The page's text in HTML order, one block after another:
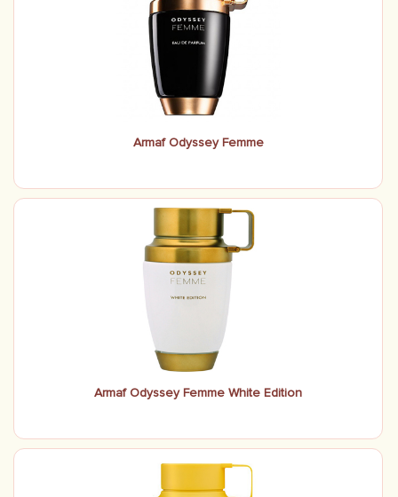
Armaf Odyssey Femme
Armaf Odyssey Femme White Edition